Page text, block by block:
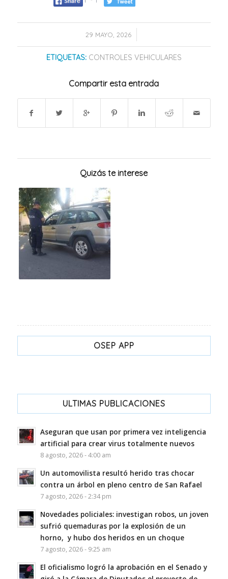
29 MAYO, 2026
/
ETIQUETAS: CONTROLES VEHICULARES
Compartir esta entrada
Quizás te interese
OSEP APP
ULTIMAS PUBLICACIONES
Aseguran que usan por primera vez inteligencia
artificial para crear virus totalmente nuevos
8 agosto, 2026 - 4:00 am
Un automovilista resultó herido tras chocar
contra un árbol en pleno centro de San Rafael
7 agosto, 2026 - 2:34 pm
Novedades policiales: investigan robos, un joven
sufrió quemaduras por la explosión de un
horno, y hubo dos heridos en un choque
7 agosto, 2026 - 9:25 am
El oficialismo logró la aprobación en el Senado y